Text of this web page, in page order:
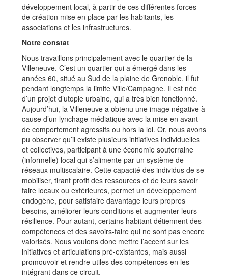
développement local, à partir de ces différentes forces
de création mise en place par les habitants, les
associations et les infrastructures.
Notre constat
Nous travaillons principalement avec le quartier de la
Villeneuve. C’est un quartier qui a émergé dans les
années 60, situé au Sud de la plaine de Grenoble, il fut
pendant longtemps la limite Ville/Campagne. Il est née
d’un projet d’utopie urbaine, qui a très bien fonctionné.
Aujourd’hui, la Villeneuve a obtenu une image négative à
cause d’un lynchage médiatique avec la mise en avant
de comportement agressifs ou hors la loi. Or, nous avons
pu observer qu’il existe plusieurs initiatives individuelles
et collectives, participant à une économie souterraine
(informelle) local qui s’alimente par un système de
réseaux multiscalaire. Cette capacité des individus de se
mobiliser, tirant profit des ressources et de leurs savoir
faire locaux ou extérieures, permet un développement
endogène, pour satisfaire davantage leurs propres
besoins, améliorer leurs conditions et augmenter leurs
résilience. Pour autant, certains habitant détiennent des
compétences et des savoirs-faire qui ne sont pas encore
valorisés. Nous voulons donc mettre l’accent sur les
initiatives et articulations pré-existantes, mais aussi
promouvoir et rendre utiles des compétences en les
intégrant dans ce circuit.